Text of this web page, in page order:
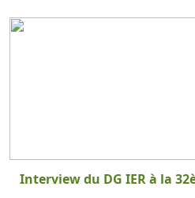
Interview du DG IER à la